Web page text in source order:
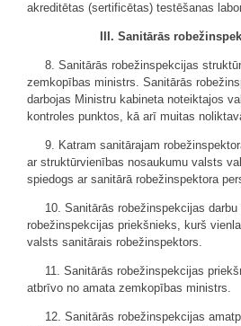
akreditētas (sertificētas) testēšanas
III. Sanitārās
8. Sanitārās robežinspekcijas
zemkopības ministrs. Sanitārās
darbojas Ministru kabineta noteiktajos
kontroles punktos, kā arī muitas
9. Katram sanitārajam
ar struktūrvienības nosaukumu valsts
spiedogs ar sanitārā robežinspektora
10. Sanitārās robežinspekcijas
robežinspekcijas priekšnieks, kurš
valsts sanitārais robežinspektors.
11. Sanitārās robežinspekcijas
atbrīvo no amata zemkopības ministrs.
12. Sanitārās robežinspekcijas